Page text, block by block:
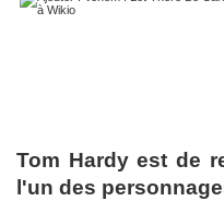
Tom Hardy est de
l'un des